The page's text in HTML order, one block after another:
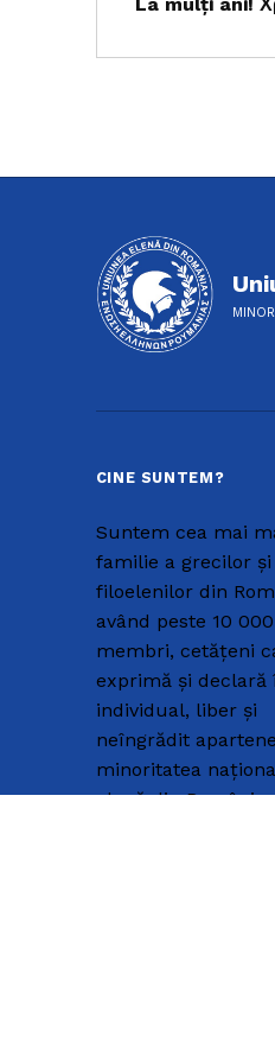
La mulţi ani!
CINE SUNTEM?
Suntem cea mai
familie a grecilor și
filoelenilor din
având peste 10
membri, cetățeni
exprimă și declară
individual, liber și
neîngrădit
minoritatea
elenă din România.